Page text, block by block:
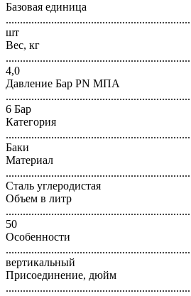
Базовая единица
шт
Вес, кг
4,0
Давление Бар PN МПА
6 Бар
Категория
Баки
Материал
Сталь углеродистая
Объем в литр
50
Особенности
вертикальный
Присоединение, дюйм